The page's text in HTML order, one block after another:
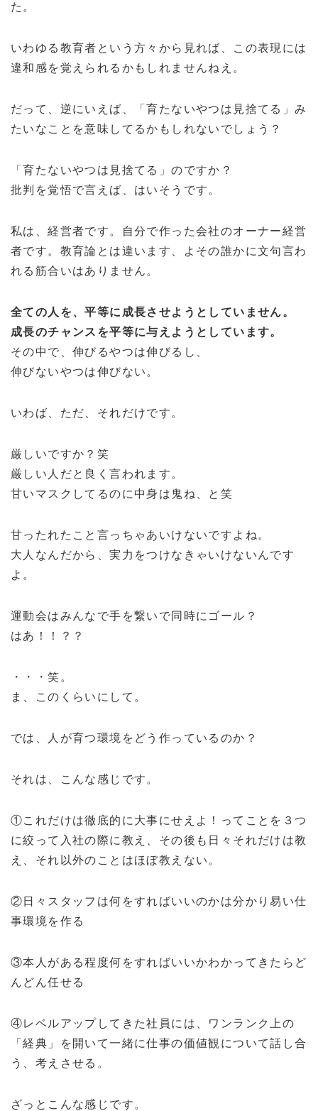
た。
いわゆる教育者という方々から見れば、この表現には
違和感を覚えられるかもしれませんねえ。
だって、逆にいえば、「育たないやつは見捨てる」み
たいなことを意味してるかもしれないでしょう？
「育たないやつは見捨てる」のですか？
批判を覚悟で言えば、はいそうです。
私は、経営者です。自分で作った会社のオーナー経営
者です。教育論とは違います、よその誰かに文句言わ
れる筋合いはありません。
全ての人を、平等に成長させようとしていません。
成長のチャンスを平等に与えようとしています。
その中で、伸びるやつは伸びるし、
伸びないやつは伸びない。
いわば、ただ、それだけです。
厳しいですか？笑
厳しい人だと良く言われます。
甘いマスクしてるのに中身は鬼ね、と笑
甘ったれたこと言っちゃあいけないですよね。
大人なんだから、実力をつけなきゃいけないんです
よ。
運動会はみんなで手を繋いで同時にゴール？
はあ！！？？
・・・笑。
ま、このくらいにして。
では、人が育つ環境をどう作っているのか？
それは、こんな感じです。
①これだけは徹底的に大事にせえよ！ってことを３つ
に絞って入社の際に教え、その後も日々それだけは教
え、それ以外のことはほぼ教えない。
②日々スタッフは何をすればいいのかは分かり易い仕
事環境を作る
③本人がある程度何をすればいいかわかってきたらど
んどん任せる
④レベルアップしてきた社員には、ワンランク上の
「経典」を開いて一緒に仕事の価値観について話し合
う、考えさせる。
ざっとこんな感じです。